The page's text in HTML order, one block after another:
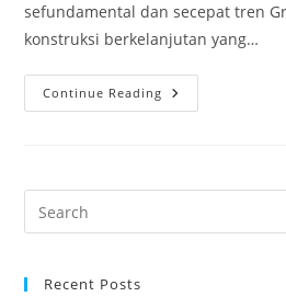
sefundamental dan secepat tren
konstruksi berkelanjutan yang…
Continue Reading Green
Building
Berkelanjutan
Recent Posts